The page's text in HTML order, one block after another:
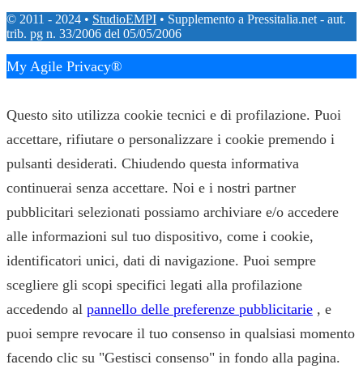
© 2011 - 2024 • StudioEMPI • Supplemento a Pressitalia.net - aut.
trib. pg n. 33/2006 del 05/05/2006
My Agile Privacy®
Questo sito utilizza cookie tecnici e di profilazione. Puoi
accettare, rifiutare o personalizzare i cookie premendo i
pulsanti desiderati. Chiudendo questa informativa
continuerai senza accettare. Noi e i nostri partner
pubblicitari selezionati possiamo archiviare e/o accedere
alle informazioni sul tuo dispositivo, come i cookie,
identificatori unici, dati di navigazione. Puoi sempre
scegliere gli scopi specifici legati alla profilazione
accedendo al pannello delle preferenze pubblicitarie , e
puoi sempre revocare il tuo consenso in qualsiasi momento
facendo clic su "Gestisci consenso" in fondo alla pagina.